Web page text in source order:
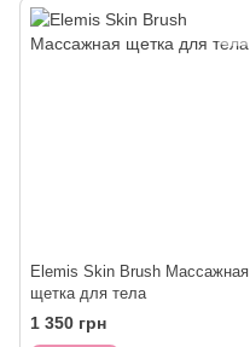
Elemis Skin Brush Массажная
щетка для тела
1 350 грн